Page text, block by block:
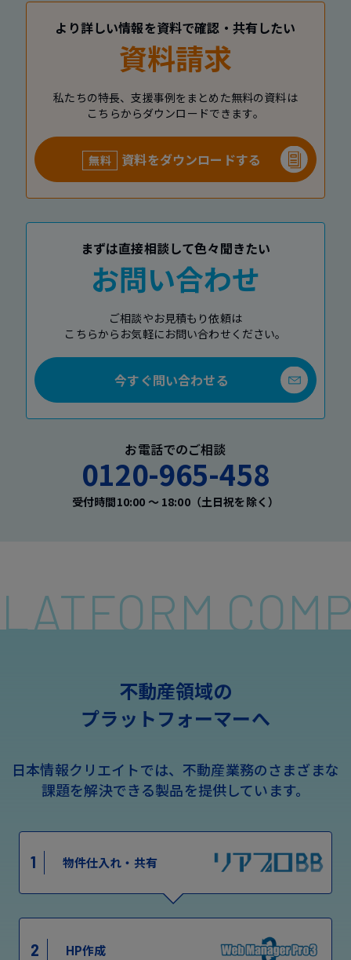
より詳しい情報を資料で確認・共有したい
資料請求
私たちの特長、支援事例をまとめた無料の資料は
こちらからダウンロードできます。
無料 資料をダウンロードする
まずは直接相談して色々聞きたい
お問い合わせ
ご相談やお見積もり依頼は
こちらからお気軽にお問い合わせください。
今すぐ問い合わせる
お電話でのご相談
0120-965-458
受付時間10:00 〜 18:00（土日祝を除く）
不動産領域の
プラットフォーマーへ
日本情報クリエイトでは、不動産業務のさまざまな
課題を解決できる製品を提供しています。
1 物件仕入れ・共有
2 HP作成